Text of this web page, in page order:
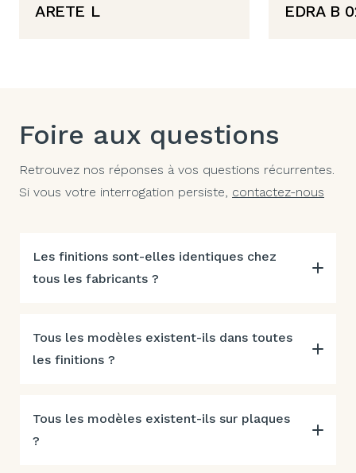
ARETE L EDRA B
Foire aux questions
Retrouvez nos réponses à vos questions récurrentes.
Si vous votre interrogation persiste, contactez-nous
Les finitions sont-elles identiques chez
tous les fabricants ?
Tous les modèles existent-ils dans toutes
les finitions ?
Tous les modèles existent-ils sur plaques
?